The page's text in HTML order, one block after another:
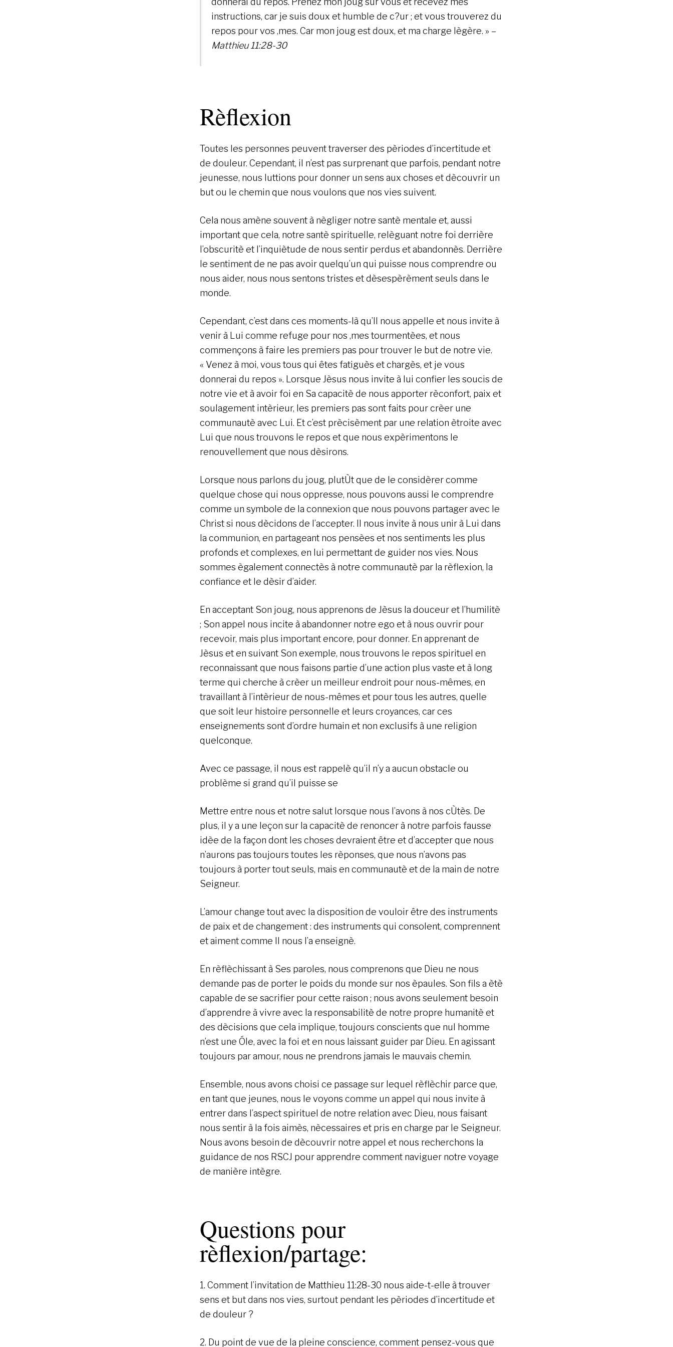
instructions, car je suis doux et humble de c?ur ; et vous trouverez du
repos pour vos ‚mes. Car mon joug est doux, et ma charge lègère. » –
Matthieu 11:28-30
Rèflexion
Toutes les personnes peuvent traverser des pèriodes d’incertitude et
de douleur. Cependant, il n’est pas surprenant que parfois, pendant notre
jeunesse, nous luttions pour donner un sens aux choses et dècouvrir un
but ou le chemin que nous voulons que nos vies suivent.
Cela nous amène souvent à nègliger notre santè mentale et, aussi
important que cela, notre santè spirituelle, relèguant notre foi derrière
l’obscuritè et l’inquiètude de nous sentir perdus et abandonnès. Derrière
le sentiment de ne pas avoir quelqu’un qui puisse nous comprendre ou
nous aider, nous nous sentons tristes et dèsespèrèment seuls dans le
monde.
Cependant, c’est dans ces moments-là qu’Il nous appelle et nous invite à
venir à Lui comme refuge pour nos ‚mes tourmentèes, et nous
commençons à faire les premiers pas pour trouver le but de notre vie.
« Venez à moi, vous tous qui êtes fatiguès et chargès, et je vous
donnerai du repos ». Lorsque Jèsus nous invite à lui confier les soucis de
notre vie et à avoir foi en Sa capacitè de nous apporter rèconfort, paix et
soulagement intèrieur, les premiers pas sont faits pour crèer une
communautè avec Lui. Et c’est prècisèment par une relation ètroite avec
Lui que nous trouvons le repos et que nous expèrimentons le
renouvellement que nous dèsirons.
Lorsque nous parlons du joug, plutÙt que de le considèrer comme
quelque chose qui nous oppresse, nous pouvons aussi le comprendre
comme un symbole de la connexion que nous pouvons partager avec le
Christ si nous dècidons de l’accepter. Il nous invite à nous unir à Lui dans
la communion, en partageant nos pensèes et nos sentiments les plus
profonds et complexes, en lui permettant de guider nos vies. Nous
sommes ègalement connectès à notre communautè par la rèflexion, la
confiance et le dèsir d’aider.
En acceptant Son joug, nous apprenons de Jèsus la douceur et l’humilitè
; Son appel nous incite à abandonner notre ego et à nous ouvrir pour
recevoir, mais plus important encore, pour donner. En apprenant de
Jèsus et en suivant Son exemple, nous trouvons le repos spirituel en
reconnaissant que nous faisons partie d’une action plus vaste et à long
terme qui cherche à crèer un meilleur endroit pour nous-mêmes, en
travaillant à l’intèrieur de nous-mêmes et pour tous les autres, quelle
que soit leur histoire personnelle et leurs croyances, car ces
enseignements sont d’ordre humain et non exclusifs à une religion
quelconque.
Avec ce passage, il nous est rappelè qu’il n’y a aucun obstacle ou
problème si grand qu’il puisse se
Mettre entre nous et notre salut lorsque nous l’avons à nos cÙtès. De
plus, il y a une leçon sur la capacitè de renoncer à notre parfois fausse
idèe de la façon dont les choses devraient être et d’accepter que nous
n’aurons pas toujours toutes les rèponses, que nous n’avons pas
toujours à porter tout seuls, mais en communautè et de la main de notre
Seigneur.
L’amour change tout avec la disposition de vouloir être des instruments
de paix et de changement : des instruments qui consolent, comprennent
et aiment comme Il nous l’a enseignè.
En rèflèchissant à Ses paroles, nous comprenons que Dieu ne nous
demande pas de porter le poids du monde sur nos èpaules. Son fils a ètè
capable de se sacrifier pour cette raison ; nous avons seulement besoin
d’apprendre à vivre avec la responsabilitè de notre propre humanitè et
des dècisions que cela implique, toujours conscients que nul homme
n’est une Óle, avec la foi et en nous laissant guider par Dieu. En agissant
toujours par amour, nous ne prendrons jamais le mauvais chemin.
Ensemble, nous avons choisi ce passage sur lequel rèflèchir parce que,
en tant que jeunes, nous le voyons comme un appel qui nous invite à
entrer dans l’aspect spirituel de notre relation avec Dieu, nous faisant
nous sentir à la fois aimès, nècessaires et pris en charge par le Seigneur.
Nous avons besoin de dècouvrir notre appel et nous recherchons la
guidance de nos RSCJ pour apprendre comment naviguer notre voyage
de manière intègre.
Questions pour
rèflexion/partage:
1. Comment l’invitation de Matthieu 11:28-30 nous aide-t-elle à trouver
sens et but dans nos vies, surtout pendant les pèriodes d’incertitude et
de douleur ?
2. Du point de vue de la pleine conscience, comment pensez-vous que